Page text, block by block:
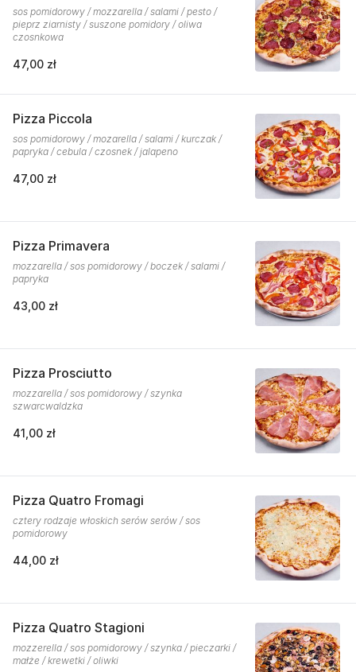
sos pomidorowy / mozzarella / salami / pesto /
pieprz ziarnisty / suszone pomidory / oliwa
czosnkowa
47,00 zł
Pizza Piccola
sos pomidorowy / mozarella / salami / kurczak /
papryka / cebula / czosnek / jalapeno
47,00 zł
Pizza Primavera
mozzarella / sos pomidorowy / boczek / salami /
papryka
43,00 zł
Pizza Prosciutto
mozzarella / sos pomidorowy / szynka
szwarcwaldzka
41,00 zł
Pizza Quatro Fromagi
cztery rodzaje włoskich serów serów / sos
pomidorowy
44,00 zł
Pizza Quatro Stagioni
mozzerella / sos pomidorowy / szynka / pieczarki /
małże / krewetki / oliwki